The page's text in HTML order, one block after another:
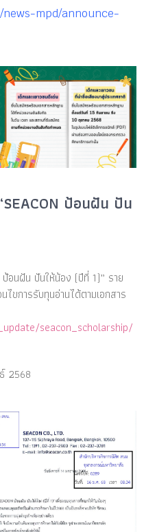
mpd/announce-
ป้อนฝัน ปัน
ป้อนฝัน ปันให้น้อง (ปีที่ 1)” ราย
ขการรับทุนอ่านได้ตามเอกสาร
seacon_scholarship/
2568